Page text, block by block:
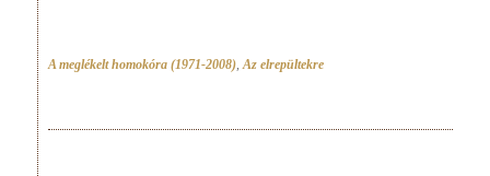
A meglékelt homokóra (1971-2008) Az elrepültekre